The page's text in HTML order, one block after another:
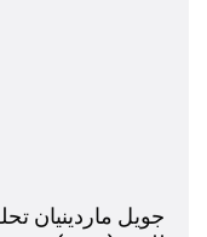
جويل ماردينيان